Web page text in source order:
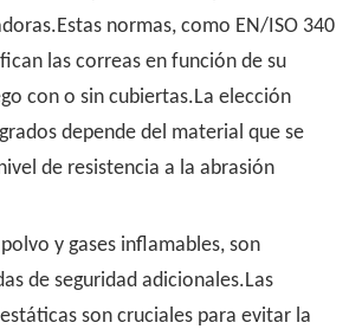
normas, como EN/ISO 340
las correas en función de su
con o sin cubiertas.La elección
depende del material que se
de resistencia a la abrasión
y gases inflamables, son
de seguridad adicionales.Las
son cruciales para evitar la